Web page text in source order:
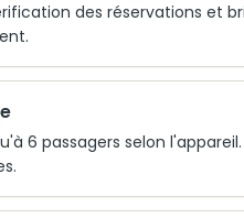
des réservations et
6 passagers selon